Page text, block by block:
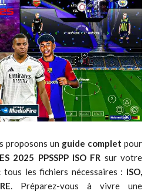
proposons un guide complet pour
2025 PPSSPP ISO FR sur votre
tous les fichiers nécessaires : ISO,
. Préparez-vous à vivre une